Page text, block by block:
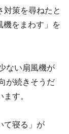
対策を尋ねたと
機をまわす」を
ない扇風機が
が続きそうだ
す。
て寝る」が